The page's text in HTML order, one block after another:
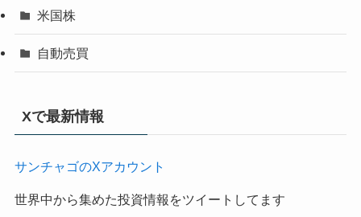
米国株
自動売買
Xで最新情報
サンチャゴのXアカウント
世界中から集めた投資情報をツイートしてます